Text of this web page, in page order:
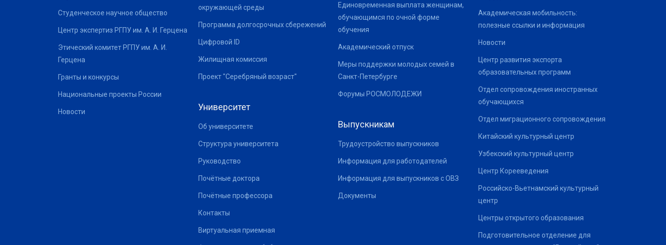
Студенческое научное общество
Центр экспертиз РГПУ им. А. И. Герцена
Этический комитет РГПУ им. А. И.
Герцена
Гранты и конкурсы
Национальные проекты России
Новости
окружающей среды
Программа долгосрочных сбережений
Цифровой ID
Жилищная комиссия
Проект "Серебряный возраст"
Университет
Об университете
Структура университета
Руководство
Почётные доктора
Почётные профессора
Контакты
Виртуальная приемная
Единовременная выплата женщинам,
обучающимся по очной форме
обучения
Академический отпуск
Меры поддержки молодых семей в
Санкт-Петербурге
Форумы РОСМОЛОДЕЖИ
Выпускникам
Трудоустройство выпускников
Информация для работодателей
Информация для выпускников с ОВЗ
Документы
Академическая мобильность:
полезные ссылки и информация
Новости
Центр развития экспорта
образовательных программ
Отдел сопровождения иностранных
обучающихся
Отдел миграционного сопровождения
Китайский культурный центр
Узбекский культурный центр
Центр Корееведения
Российско-Вьетнамский культурный
центр
Центры открытого образования
Подготовительное отделение для